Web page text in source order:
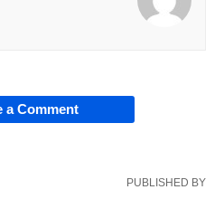
a Comment
PUBLISHED BY